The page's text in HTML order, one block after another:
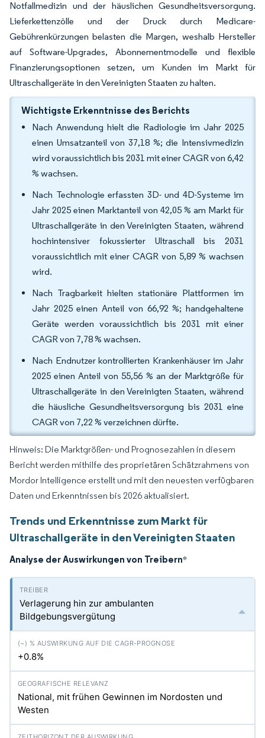
Notfallmedizin und der häuslichen Gesundheitsversorgung.
Lieferkettenzölle und der Druck durch Medicare-
Gebührenkürzungen belasten die Margen, weshalb Hersteller
auf Software-Upgrades, Abonnementmodelle und flexible
Finanzierungsoptionen setzen, um Kunden im Markt für
Ultraschallgeräte in den Vereinigten Staaten zu halten.
Wichtigste Erkenntnisse des Berichts
Nach Anwendung hielt die Radiologie im Jahr 2025
einen Umsatzanteil von 37,18 %; die Intensivmedizin
wird voraussichtlich bis 2031 mit einer CAGR von 6,42
% wachsen.
Nach Technologie erfassten 3D- und 4D-Systeme im
Jahr 2025 einen Marktanteil von 42,05 % am Markt für
Ultraschallgeräte in den Vereinigten Staaten, während
hochintensiver fokussierter Ultraschall bis 2031
voraussichtlich mit einer CAGR von 5,89 % wachsen
wird.
Nach Tragbarkeit hielten stationäre Plattformen im
Jahr 2025 einen Anteil von 66,92 %; handgehaltene
Geräte werden voraussichtlich bis 2031 mit einer
CAGR von 7,78 % wachsen.
Nach Endnutzer kontrollierten Krankenhäuser im Jahr
2025 einen Anteil von 55,56 % an der Marktgröße für
Ultraschallgeräte in den Vereinigten Staaten, während
die häusliche Gesundheitsversorgung bis 2031 eine
CAGR von 7,22 % verzeichnen dürfte.
Hinweis: Die Marktgrößen- und Prognosezahlen in diesem
Bericht werden mithilfe des proprietären Schätzrahmens von
Mordor Intelligence erstellt und mit den neuesten verfügbaren
Daten und Erkenntnissen bis 2026 aktualisiert.
Trends und Erkenntnisse zum Markt für
Ultraschallgeräte in den Vereinigten Staaten
Analyse der Auswirkungen von Treibern*
Verlagerung hin zur ambulanten
Bildgebungsvergütung
+0.8%
National, mit frühen Gewinnen im Nordosten und
Westen